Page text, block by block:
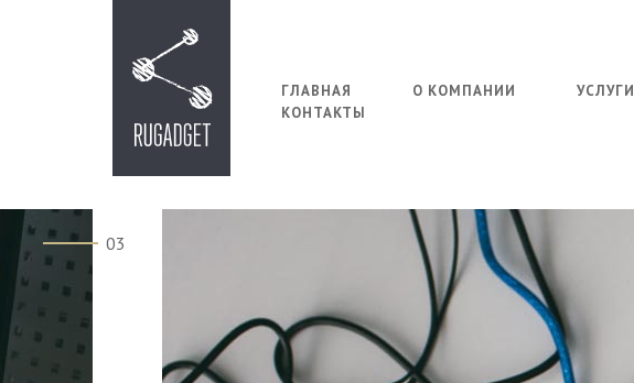
ГЛАВНАЯ О КОМПАНИИ УСЛУГИ
КОНТАКТЫ
03